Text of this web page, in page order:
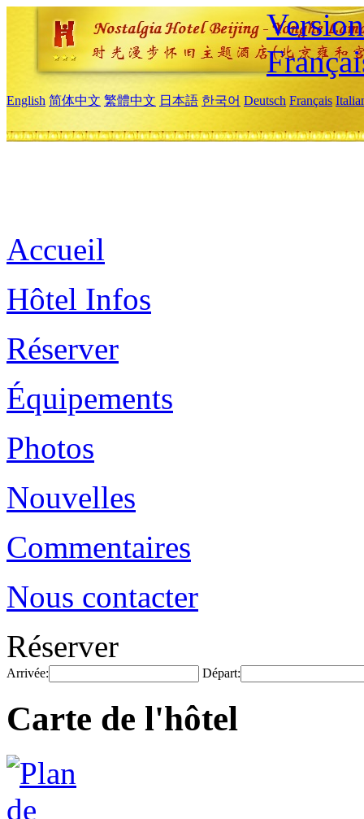
English 简体中文 繁體中文 日本語 한국어 Deutsch Français
Accueil
Hôtel Infos
Réserver
Équipements
Photos
Nouvelles
Commentaires
Nous contacter
Réserver
Arrivée: Départ:
Carte de l'hôtel